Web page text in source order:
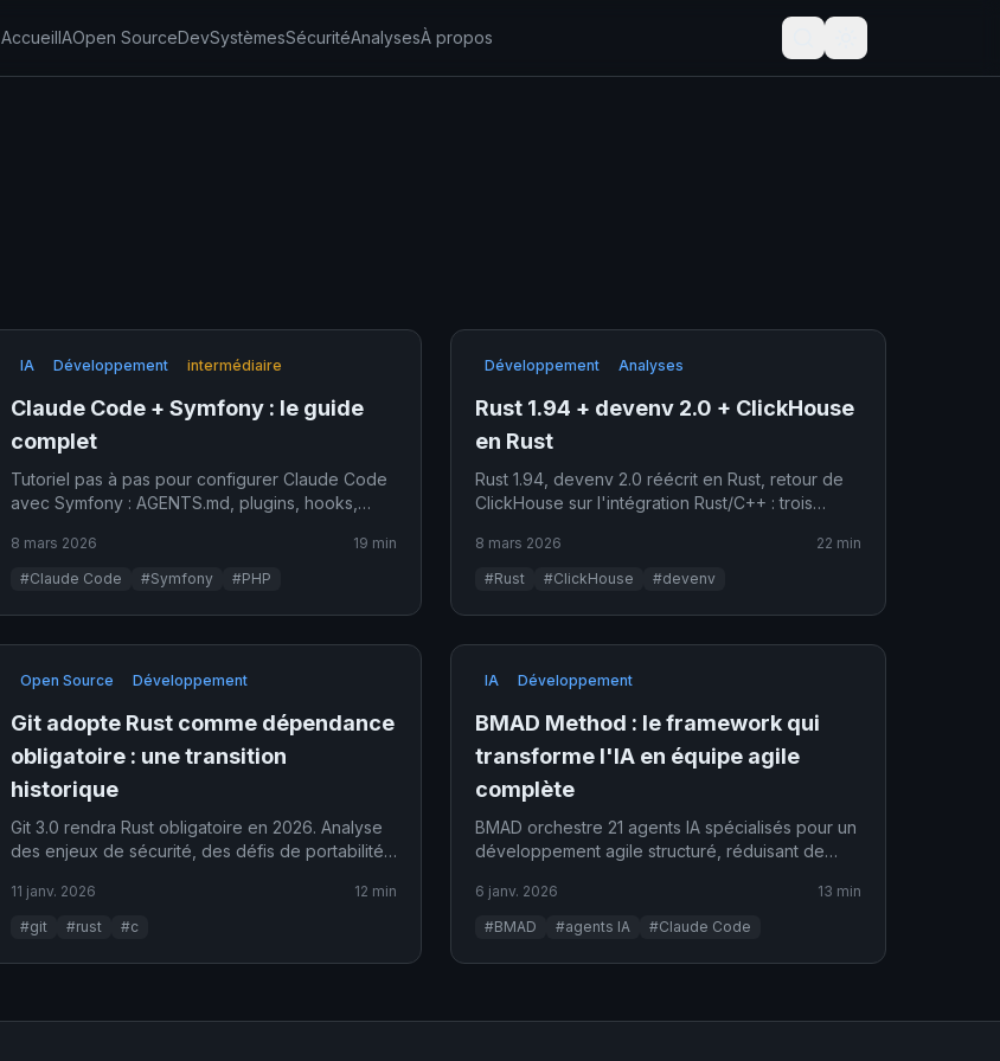
AccueilIAOpen SourceDevSystèmesSécuritéAnalysesÀ propos
IA Développement intermédiaire
Claude Code + Symfony : le guide
complet
Tutoriel pas à pas pour configurer Claude Code
avec Symfony : AGENTS.md, plugins, hooks,
8 mars 2026
19 min
#Claude Code
#Symfony #PHP
Développement Analyses
Rust 1.94 + devenv 2.0 + ClickHouse
en Rust
Rust 1.94, devenv 2.0 réécrit en Rust, retour de
ClickHouse sur l'intégration Rust/C++ : trois
basculement structurel.
8 mars 2026
22 min
#Rust
#ClickHouse #devenv
Open Source Développement
Git adopte Rust comme dépendance
obligatoire : une transition
historique
Git 3.0 rendra Rust obligatoire en 2026. Analyse
des enjeux de sécurité, des défis de portabilité
11 janv. 2026
12 min
#git
#rust #c
IA Développement
BMAD Method : le framework qui
transforme l'IA en équipe agile
complète
BMAD orchestre 21 agents IA spécialisés pour un
développement agile structuré, réduisant de
6 janv. 2026
13 min
#BMAD
#agents IA #Claude Code